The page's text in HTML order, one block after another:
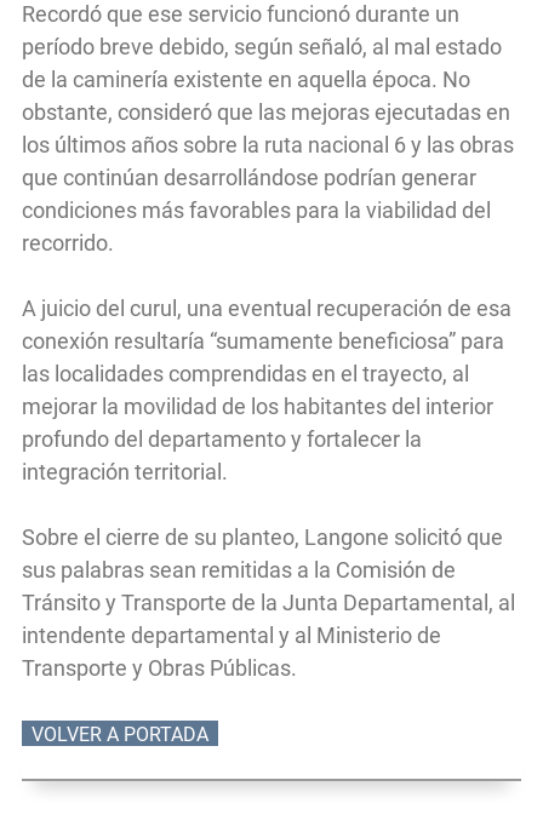
Recordó que ese servicio funcionó durante un
período breve debido, según señaló, al mal estado
de la caminería existente en aquella época. No
obstante, consideró que las mejoras ejecutadas en
los últimos años sobre la ruta nacional 6 y las obras
que continúan desarrollándose podrían generar
condiciones más favorables para la viabilidad del
recorrido.
A juicio del curul, una eventual recuperación de esa
conexión resultaría “sumamente beneficiosa” para
las localidades comprendidas en el trayecto, al
mejorar la movilidad de los habitantes del interior
profundo del departamento y fortalecer la
integración territorial.
Sobre el cierre de su planteo, Langone solicitó que
sus palabras sean remitidas a la Comisión de
Tránsito y Transporte de la Junta Departamental, al
intendente departamental y al Ministerio de
Transporte y Obras Públicas.
VOLVER A PORTADA